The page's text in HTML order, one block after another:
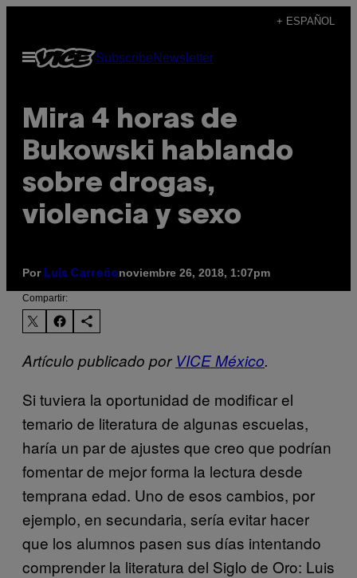
contenido
+ ESPAÑOL
Abrir
Menú
SubscribeNewsletter
Mira 4 horas de
Bukowski hablando
sobre drogas,
violencia y sexo
Por Luis Carreñonoviembre 26, 2018, 1:07pm
Compartir:
Artículo publicado porVICE México.
Si tuviera la oportunidad de modificar el
temario de literatura de algunas escuelas,
haría un par de ajustes que creo que podrían
fomentar de mejor forma la lectura desde
temprana edad. Uno de esos cambios, por
ejemplo, en secundaria, sería evitar hacer
que los alumnos pasen sus días intentando
comprender la literatura del Siglo de Oro: Luis